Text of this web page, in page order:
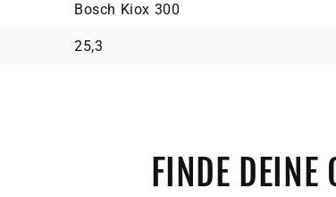
Bosch Kiox 300
25,3
FINDE DEINE